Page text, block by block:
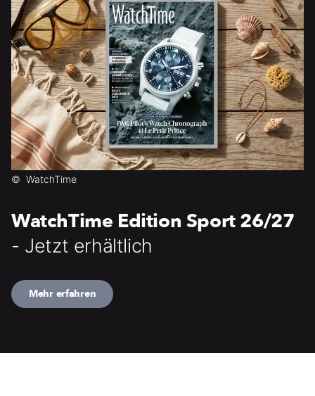
© WatchTime
WatchTime Edition Sport 26/27
- Jetzt erhältlich
Mehr erfahren